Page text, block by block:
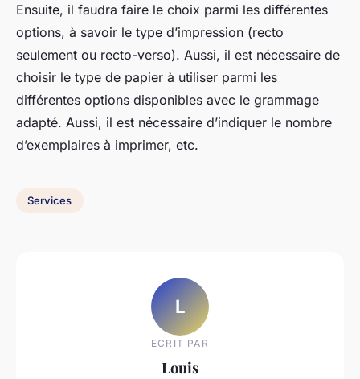
Ensuite, il faudra faire le choix parmi les différentes
options, à savoir le type d’impression (recto
seulement ou recto-verso). Aussi, il est nécessaire de
choisir le type de papier à utiliser parmi les
différentes options disponibles avec le grammage
adapté. Aussi, il est nécessaire d’indiquer le nombre
d’exemplaires à imprimer, etc.
Services
L
ECRIT PAR
Louis